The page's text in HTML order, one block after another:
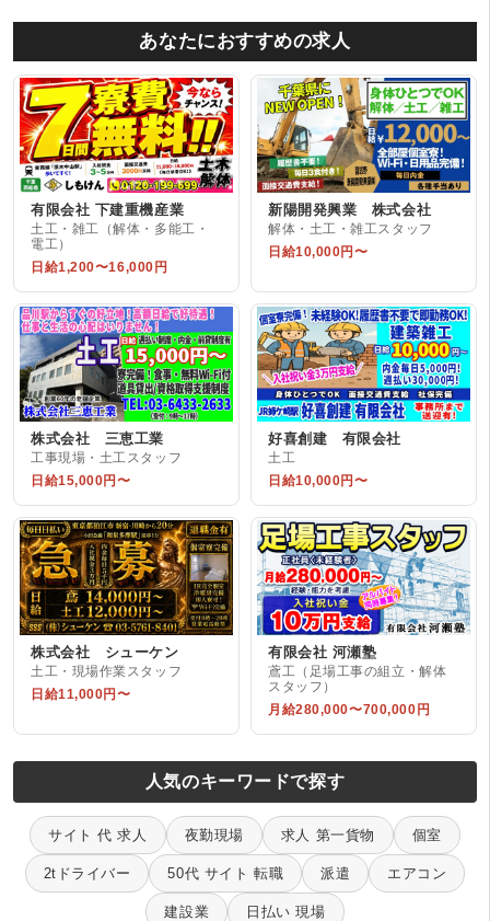
あなたにおすすめの求人
有限会社 下建重機産業
土工・雑工（解体・多能工・
電工）
日給1,200〜16,000円
新陽開発興業 株式会社
解体・土工・雑工スタッフ
日給10,000円〜
株式会社 三恵工業
工事現場・土工スタッフ
日給15,000円〜
好喜創建 有限会社
土工
日給10,000円〜
株式会社 シューケン
土工・現場作業スタッフ
日給11,000円〜
有限会社 河瀬塾
鳶工（足場工事の組立・解体
スタッフ）
月給280,000〜700,000円
人気のキーワードで探す
サイト 代 求人 夜勤現場 求人 第一貨物 個室
2tドライバー 50代 サイト 転職 派遣 エアコン
建設業 日払い 現場